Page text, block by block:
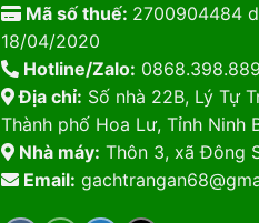
Mã số thuế: 2700904484
18/04/2020
Hotline/Zalo:
Địa chỉ: Số nhà 22B, Lý Tự
Thành phố Hoa Lư, Tỉnh Ninh
Nhà máy: Thôn 3, xã Đông
Email: